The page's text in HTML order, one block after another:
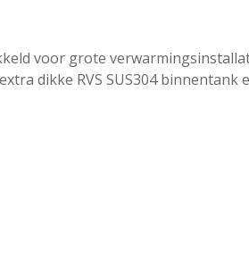
voor grote
dikke RVS SUS304